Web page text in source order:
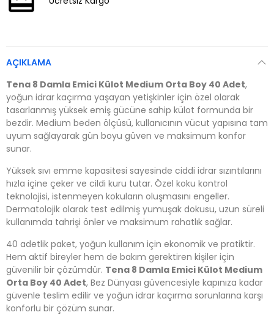
AÇIKLAMA
Tena 8 Damla Emici Külot Medium Orta Boy 40 Adet,
yoğun idrar kaçırma yaşayan yetişkinler için özel olarak
tasarlanmış yüksek emiş gücüne sahip külot formunda bir
bezdir. Medium beden ölçüsü, kullanıcının vücut yapısına tam
uyum sağlayarak gün boyu güven ve maksimum konfor
sunar.
Yüksek sıvı emme kapasitesi sayesinde ciddi idrar sızıntılarını
hızla içine çeker ve cildi kuru tutar. Özel koku kontrol
teknolojisi, istenmeyen kokuların oluşmasını engeller.
Dermatolojik olarak test edilmiş yumuşak dokusu, uzun süreli
kullanımda tahrişi önler ve maksimum rahatlık sağlar.
40 adetlik paket, yoğun kullanım için ekonomik ve pratiktir.
Hem aktif bireyler hem de bakım gerektiren kişiler için
güvenilir bir çözümdür. Tena 8 Damla Emici Külot Medium
Orta Boy 40 Adet, Bez Dünyası güvencesiyle kapınıza kadar
güvenle teslim edilir ve yoğun idrar kaçırma sorunlarına karşı
konforlu bir çözüm sunar.